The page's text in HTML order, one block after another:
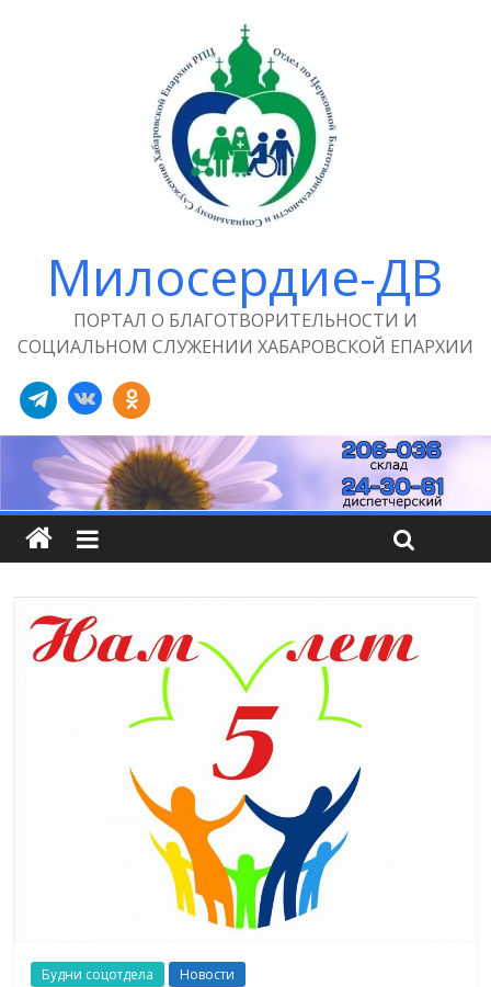
Милосердие-ДВ
ПОРТАЛ О БЛАГОТВОРИТЕЛЬНОСТИ И
СОЦИАЛЬНОМ СЛУЖЕНИИ ХАБАРОВСКОЙ ЕПАРХИИ
Будни соцотдела Новости